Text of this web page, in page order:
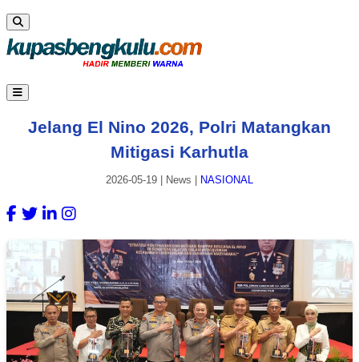
Jelang El Nino 2026, Polri Matangkan
Mitigasi Karhutla
2026-05-19 News NASIONAL